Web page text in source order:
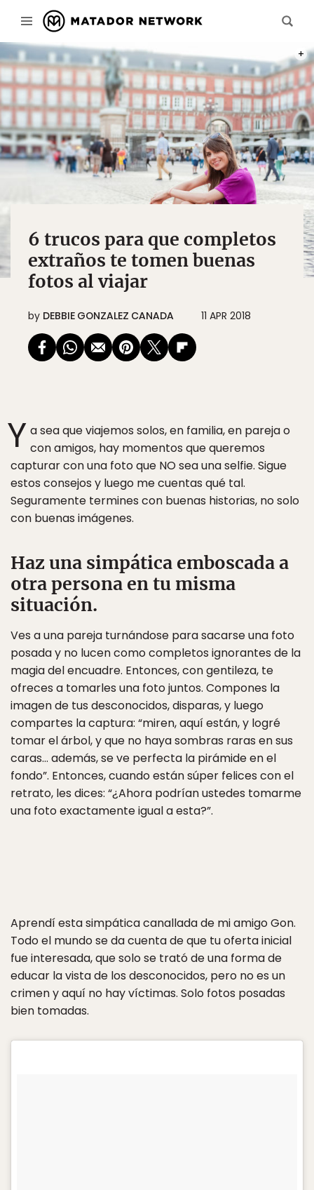
FOTO:
6 trucos para que completos
extraños te tomen buenas
fotos al viajar
by DEBBIE GONZALEZ CANADA 11 APR 2018
Y a sea que viajemos solos, en familia, en pareja o
con amigos, hay momentos que queremos
capturar con una foto que NO sea una selfie. Sigue
estos consejos y luego me cuentas qué tal.
Seguramente termines con buenas historias, no solo
con buenas imágenes.
Haz una simpática emboscada a
otra persona en tu misma
situación.
Ves a una pareja turnándose para sacarse una foto
posada y no lucen como completos ignorantes de la
magia del encuadre. Entonces, con gentileza, te
ofreces a tomarles una foto juntos. Compones la
imagen de tus desconocidos, disparas, y luego
compartes la captura: “miren, aquí están, y logré
tomar el árbol, y que no haya sombras raras en sus
caras… además, se ve perfecta la pirámide en el
fondo”. Entonces, cuando están súper felices con el
retrato, les dices: “¿Ahora podrían ustedes tomarme
una foto exactamente igual a esta?”.
Aprendí esta simpática canallada de mi amigo Gon.
Todo el mundo se da cuenta de que tu oferta inicial
fue interesada, que solo se trató de una forma de
educar la vista de los desconocidos, pero no es un
crimen y aquí no hay víctimas. Solo fotos posadas
bien tomadas.